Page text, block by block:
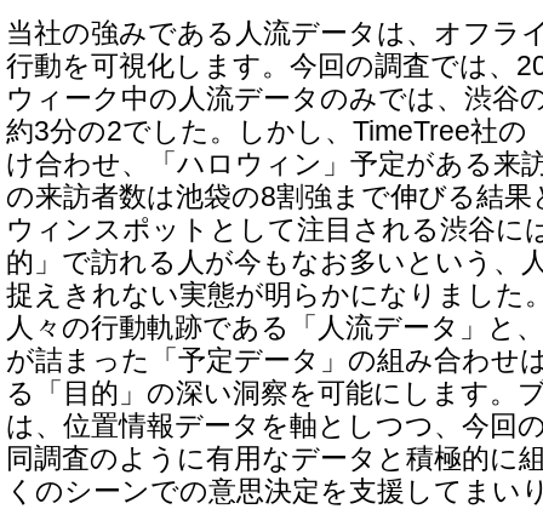
当社の強みである人流データは、オフラ
行動を可視化します。今回の調査では、
ウィーク中の人流データのみでは、渋谷
約3分の2でした。しかし、TimeTree社の
け合わせ、「ハロウィン」予定がある来
の来訪者数は池袋の8割強まで伸びる結
ウィンスポットとして注目される渋谷に
的」で訪れる人が今もなお多いという、
捉えきれない実態が明らかになりました
人々の行動軌跡である「人流データ」と
が詰まった「予定データ」の組み合わせ
る「目的」の深い洞察を可能にします。
は、位置情報データを軸としつつ、今回
同調査のように有用なデータと積極的に
くのシーンでの意思決定を支援してまい